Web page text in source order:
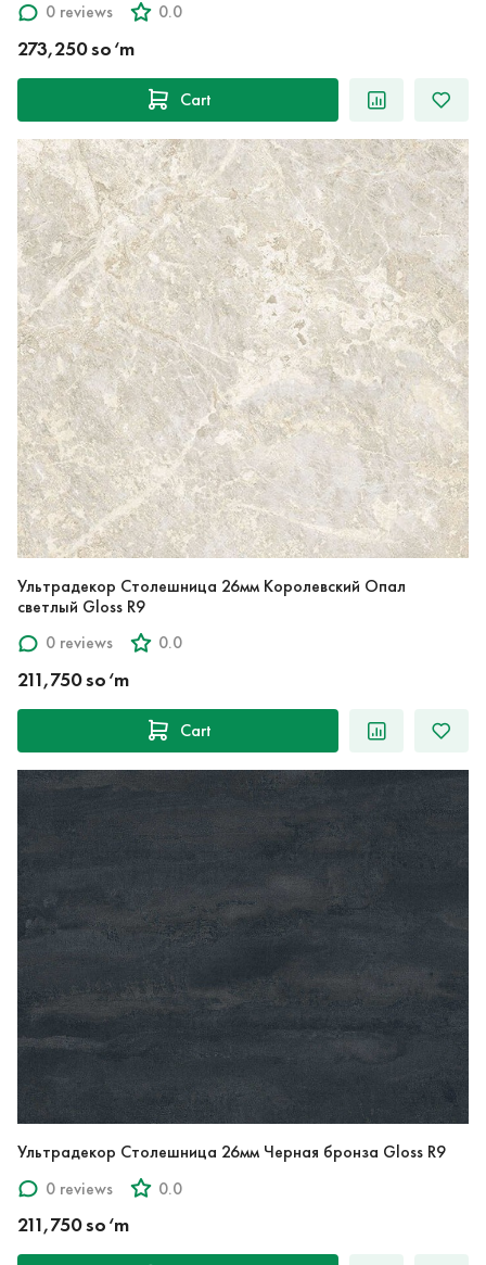
0 reviews
0.0
273,250 so‘m
Cart
Ультрадекор Столешница 26мм Королевский Опал
светлый Gloss R9
0 reviews
0.0
211,750 so‘m
Cart
Ультрадекор Столешница 26мм Черная бронза Gloss R9
0 reviews
0.0
211,750 so‘m